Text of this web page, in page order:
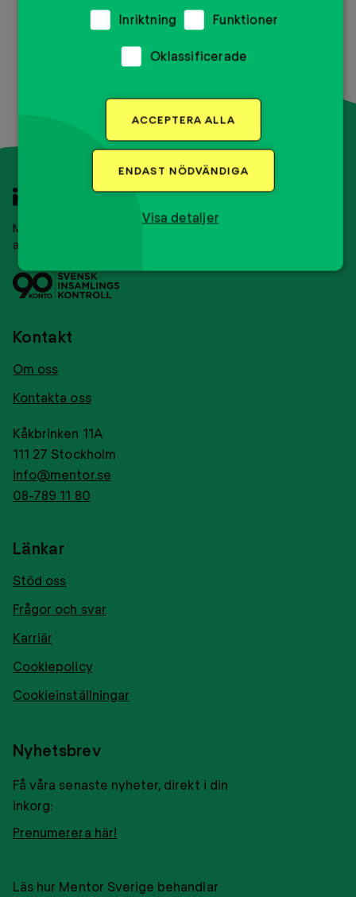
Till
Mentor Sverige är en ideell organisation som
arbetar med mentorskap för ungdomar.
Svensk
insamlingskontroll
Kontakt
Om oss
Kontakta oss
Kåkbrinken 11A
111 27 Stockholm
info@mentor.se
08-789 11 80
Länkar
Stöd oss
Frågor och svar
Karriär
Cookiepolicy
Cookieinställningar
Nyhetsbrev
Få våra senaste nyheter, direkt i din
inkorg:
Prenumerera här!
Läs hur Mentor Sverige behandlar
Inriktning Funktioner
Oklassificerade
ACCEPTERA ALLA
ENDAST NÖDVÄNDIGA
Visa detaljer